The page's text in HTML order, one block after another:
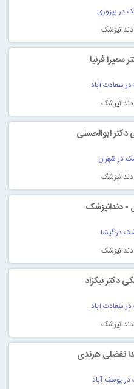
در پیروزی
دندانپزشک
سمیرا فرنیا
سعادت آباد
دندانپزشک
دکتر ابوالحسنی
در شهران
دندانپزشک
- دندانپزشک
در گیشا
دندانپزشک
دکتر نیکزاد
سعادت آباد
دندانپزشک
تفضلی هرندی
در یوسف آباد